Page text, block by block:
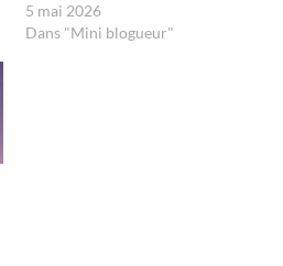
5 mai 2026
Dans "Mini blogueur"